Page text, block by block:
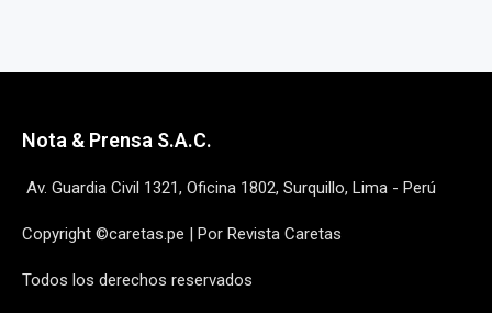
Nota & Prensa S.A.C.
Av. Guardia Civil 1321, Oficina 1802, Surquillo, Lima - Perú
Copyright ©caretas.pe | Por Revista Caretas
Todos los derechos reservados